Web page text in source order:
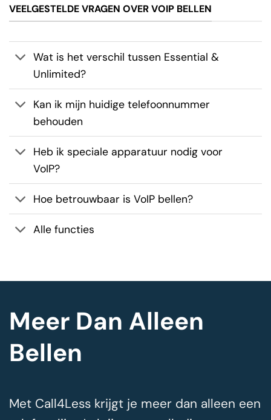
VEELGESTELDE VRAGEN OVER VOIP BELLEN
Wat is het verschil tussen Essential &
Unlimited?
Kan ik mijn huidige telefoonnummer
behouden
Heb ik speciale apparatuur nodig voor
VoIP?
Hoe betrouwbaar is VoIP bellen?
Alle functies
Meer Dan Alleen
Bellen
Met Call4Less krijgt je meer dan alleen een